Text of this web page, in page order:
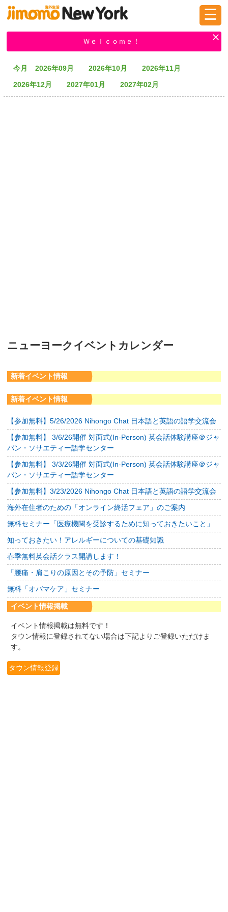
掲示板 タウン情報 教えて！
☰
Ｗｅｌｃｏｍｅ！
今月 2026年09月 2026年10月
2026年11月
2026年12月
2027年01月 2027年02月
ニューヨークイベントカレンダー
新着イベント情報
新着イベント情報
【参加無料】5/26/2026 Nihongo Chat 日本語と英語の語学交流会
【参加無料】 3/6/26開催 対面式(In-Person) 英会話体験講座＠ジャ
パン・ソサエティー語学センター
【参加無料】 3/3/26開催 対面式(In-Person) 英会話体験講座＠ジャ
パン・ソサエティー語学センター
【参加無料】3/23/2026 Nihongo Chat 日本語と英語の語学交流会
海外在住者のための「オンライン終活フェア」のご案内
無料セミナー「医療機関を受診するために知っておきたいこと」
知っておきたい！アレルギーについての基礎知識
春季無料英会話クラス開講します！
「腰痛・肩こりの原因とその予防」セミナー
無料「オバマケア」セミナー
イベント情報掲載
イベント情報掲載は無料です！
タウン情報に登録されてない場合は下記よりご登録いただけま
す。
タウン情報登録